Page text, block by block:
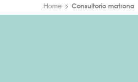
Home Consultorio matrona